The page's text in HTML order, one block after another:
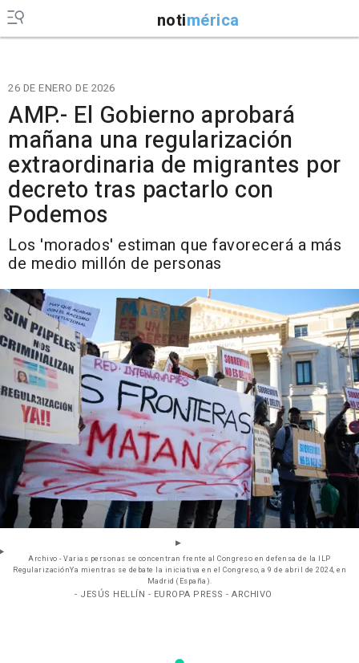
notimérica
26 DE ENERO DE 2026
AMP.- El Gobierno aprobará
mañana una regularización
extraordinaria de migrantes por
decreto tras pactarlo con
Podemos
Los 'morados' estiman que favorecerá a más
de medio millón de personas
Archivo - Varias personas se concentran frente al Congreso en defensa de la ILP
RegularizaciónYa mientras se debate la iniciativa en el Congreso, a 9 de abril de 2024, en
Madrid (España).
- JESÚS HELLÍN - EUROPA PRESS - ARCHIVO